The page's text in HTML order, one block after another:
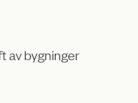
av bygninger